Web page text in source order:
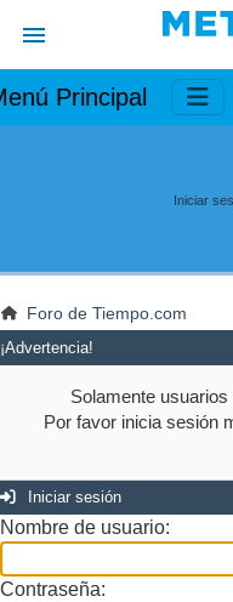
Principal
Iniciar
Foro de Tiempo.com
¡Advertencia!
Solamente
Por favor inicia sesión
Iniciar sesión
Nombre de usuario:
Contraseña: